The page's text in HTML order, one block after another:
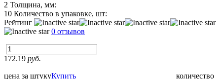
2 Толщина, мм:
10 Количество в упаковке, шт:
Рейтинг
0 отзывов
172.19 руб.
цена за штуку количество
Купить